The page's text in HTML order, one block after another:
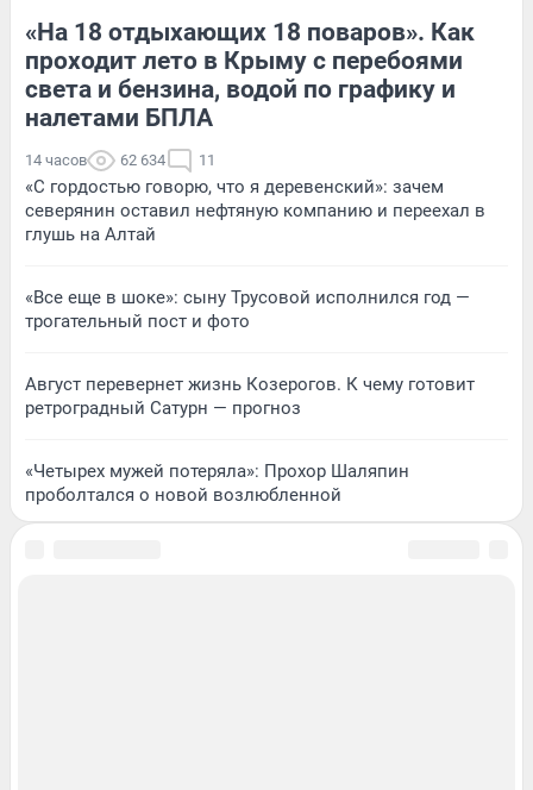
«На 18 отдыхающих 18 поваров». Как
проходит лето в Крыму с перебоями
света и бензина, водой по графику и
налетами БПЛА
14 часов 62 634 11
«С гордостью говорю, что я деревенский»: зачем
северянин оставил нефтяную компанию и переехал в
глушь на Алтай
«Все еще в шоке»: сыну Трусовой исполнился год —
трогательный пост и фото
Август перевернет жизнь Козерогов. К чему готовит
ретроградный Сатурн — прогноз
«Четырех мужей потеряла»: Прохор Шаляпин
проболтался о новой возлюбленной